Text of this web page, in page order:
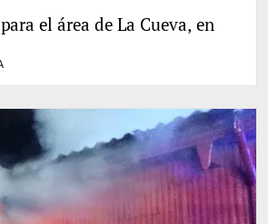
el área de La Cueva, en